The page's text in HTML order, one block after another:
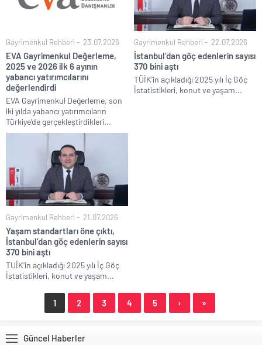
Gayrimenkul Rehberi 23.07.2026
EVA Gayrimenkul Değerleme,
2025 ve 2026 ilk 6 ayının
yabancı yatırımcılarını
değerlendirdi
EVA Gayrimenkul Değerleme, son
iki yılda yabancı yatırımcıların
Türkiye’de gerçekleştirdikleri...
Gayrimenkul Rehberi 22.07.2026
İstanbul’dan göç edenlerin sayısı
370 bini aştı
TÜİK’in açıkladığı 2025 yılı İç Göç
İstatistikleri, konut ve yaşam...
Gayrimenkul Rehberi 21.07.2026
Yaşam standartları öne çıktı,
İstanbul’dan göç edenlerin sayısı
370 bini aştı
TUİK’in açıkladığı 2025 yılı İç Göç
İstatistikleri, konut ve yaşam...
1 2 3 4 5 › »
Güncel Haberler